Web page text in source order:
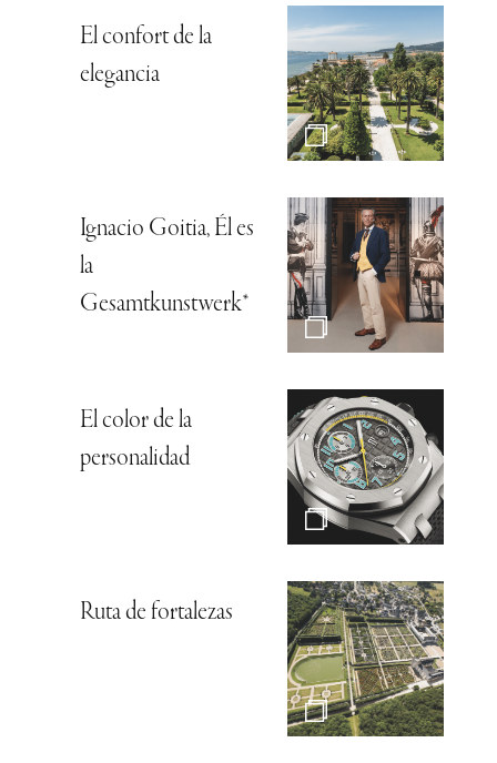
El confort de la
elegancia
Ignacio Goitia, Él es
la
Gesamtkunstwerk*
El color de la
personalidad
Ruta de fortalezas